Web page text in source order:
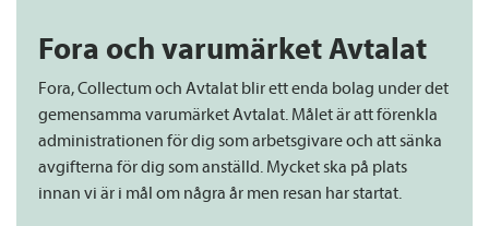
Fora och varumärket Avtalat
Fora,Collectumoch Avtalat blirett enda bolag under det
gemen­samma varumärket Avtalat. Målet är att förenkla
admini­strationen för dig som arbetsgivare och att sänka
avgifterna för dig som anställd. Mycket ska på plats
innan vi är i mål om några år men resan har startat.